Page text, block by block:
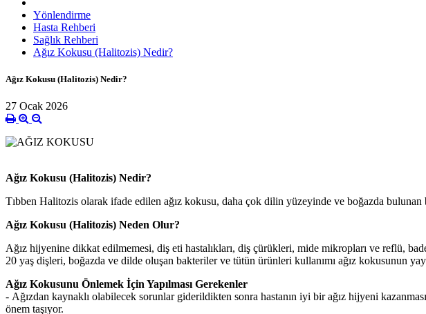
Yönlendirme
Hasta Rehberi
Sağlık Rehberi
Ağız Kokusu (Halitozis) Nedir?
Ağız Kokusu (Halitozis) Nedir?
27 Ocak 2026
Ağız Kokusu (Halitozis) Nedir?
Tıbben Halitozis olarak ifade edilen ağız kokusu, daha çok dilin yüzeyinde ve boğazda
Ağız Kokusu (Halitozis) Neden Olur?
Ağız hijyenine dikkat edilmemesi, diş eti hastalıkları, diş çürükleri, mide mikropları ve reflü,
20 yaş dişleri, boğazda ve dilde oluşan bakteriler ve tütün ürünleri kullanımı ağız kokusunun
Ağız Kokusunu Önlemek İçin Yapılması Gerekenler
- Ağızdan kaynaklı olabilecek sorunlar giderildikten sonra hastanın iyi bir ağız hijyeni
önem taşıyor.